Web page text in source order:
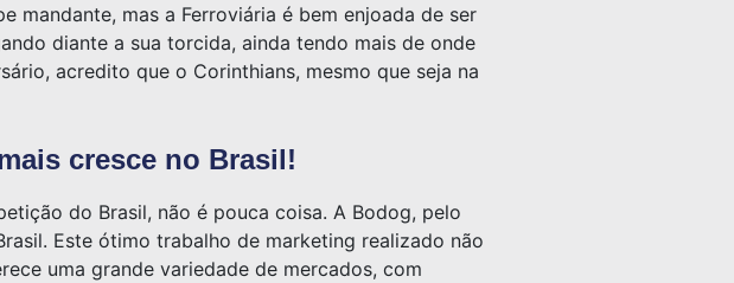
mandante, mas a Ferroviária é bem enjoada de ser
diante a sua torcida, ainda tendo mais de onde
acredito que o Corinthians, mesmo que seja na
cresce no Brasil!
do Brasil, não é pouca coisa. A Bodog, pelo
Este ótimo trabalho de marketing realizado não
uma grande variedade de mercados, com